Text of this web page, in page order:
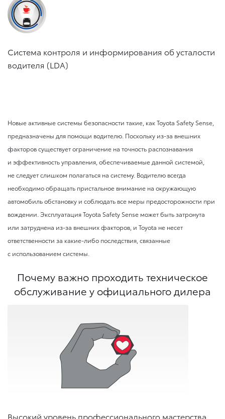
Система контроля и информирования об усталости
водителя (LDA)
Новые активные системы безопасности такие, как Toyota Safety Sense,
предназначены для помощи водителю. Поскольку из-за внешних
факторов существует ограничение на точность распознавания
и эффективность управления, обеспечиваемые данной системой,
не следует слишком полагаться на систему. Водителю всегда
необходимо обращать пристальное внимание на окружающую
автомобиль обстановку и соблюдать все меры предосторожности при
вождении. Эксплуатация Toyota Safety Sense может быть затронута
или затруднена из-за внешних факторов, и Toyota не несет
ответственности за какие-либо последствия, связанные
с использованием системы.
Почему важно проходить техническое
обслуживание у официального дилера
Высокий уровень профессионального мастерства